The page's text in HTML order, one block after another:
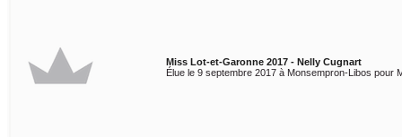
Miss Lot-et-Garonne 2017 - Nelly Cugnart
Élue le 9 septembre 2017 à Monsempron-Libos pour